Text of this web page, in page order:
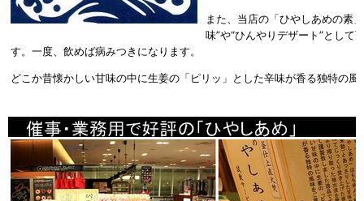
また、当店の「ひやしあめの素
味”や“ひんやりデザート”として
す。一度、飲めば病みつきになります。
どこか昔懐かしい甘味の中に生姜の「ピリッ」とした辛味が香る独特の